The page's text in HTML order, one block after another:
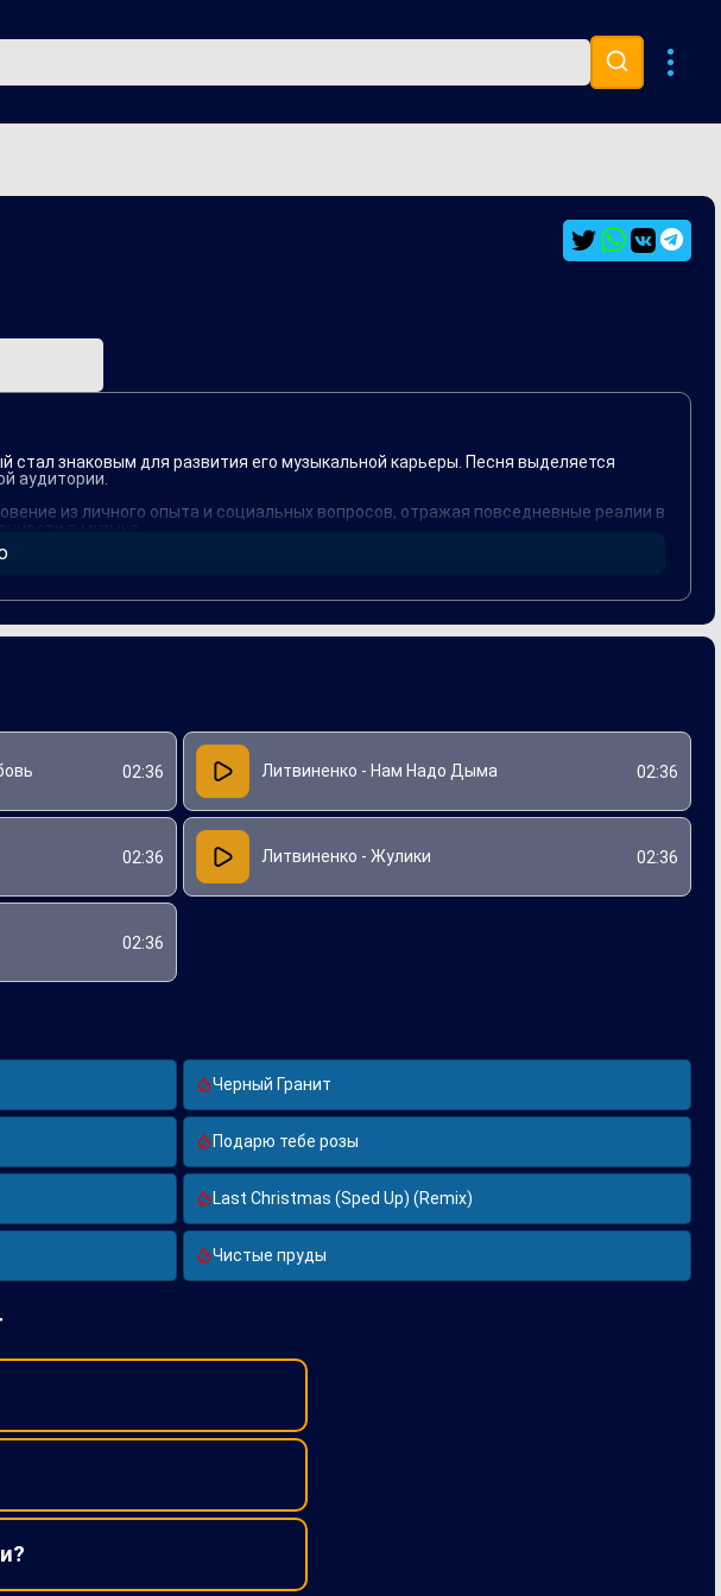
знаковым для развития его музыкальной карьеры. Песня выделяется
аудитории.
из личного опыта и социальных вопросов, отражая повседневные реалии в
в музыке.
02:36 Литвиненко - Нам Надо Дыма 02:36
02:36 Литвиненко - Жулики 02:36
02:36
Черный Гранит
Подарю тебе розы
Last Christmas (Sped Up) (Remix)
Чистые пруды